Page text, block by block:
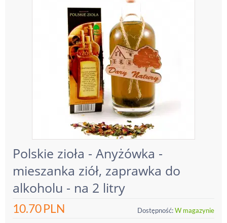
Polskie zioła - Anyżówka -
mieszanka ziół, zaprawka do
alkoholu - na 2 litry
10.70PLN Dostępność:W magazynie